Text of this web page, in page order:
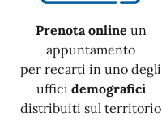
Prenota online un
appuntamento
per recarti in uno degli
uffici demografici
distribuiti sul territorio